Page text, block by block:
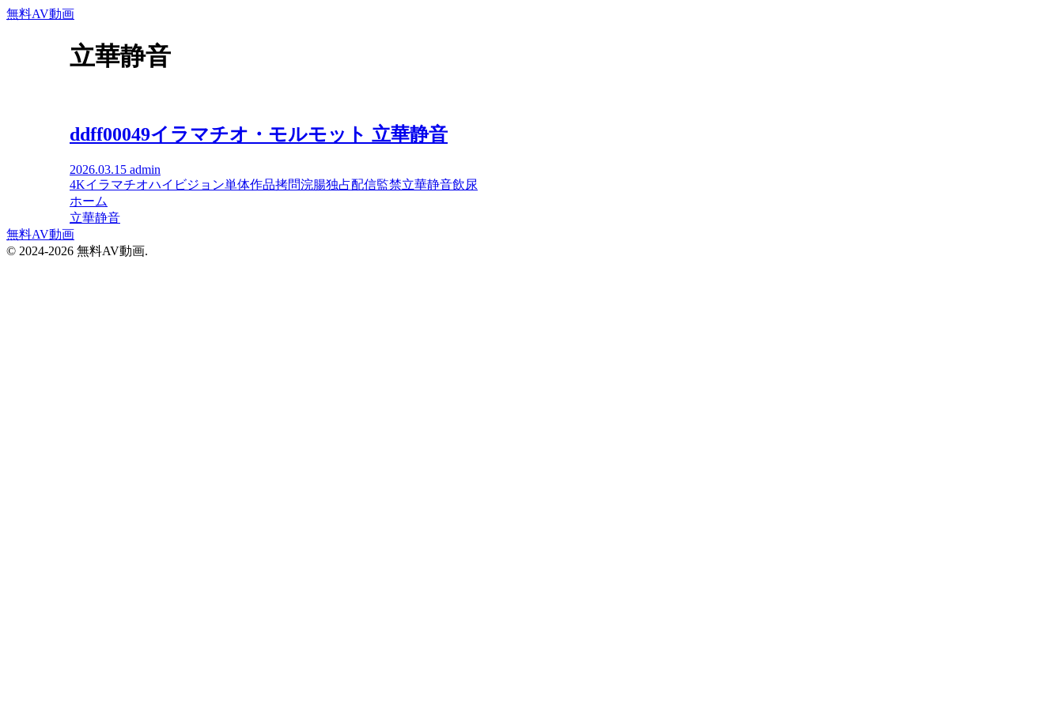
無料AV動画
立華静音
ddff00049イラマチオ・モルモット 立華静音
2026.03.15 admin
4Kイラマチオハイビジョン単体作品拷問浣腸独占配信監禁立華静音飲尿
ホーム
立華静音
無料AV動画
© 2024-2026 無料AV動画.